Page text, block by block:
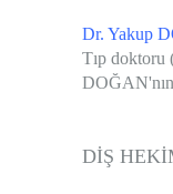
Dr. Yakup
Tıp doktoru
DİŞ